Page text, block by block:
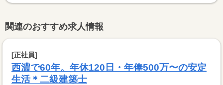
関連のおすすめ求人情報
[正社員]
西濃で60年。年休120日・年俸500万〜の安定
生活＊二級建築士